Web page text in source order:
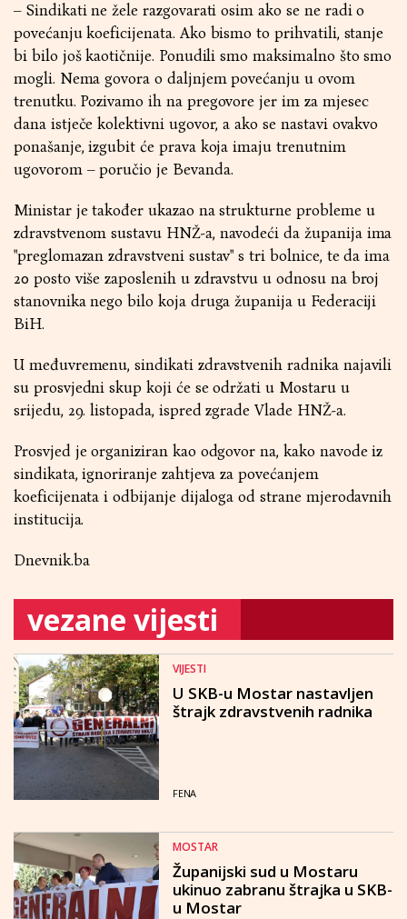
– Sindikati ne žele razgovarati osim ako se ne radi o
povećanju koeficijenata. Ako bismo to prihvatili, stanje
bi bilo još kaotičnije. Ponudili smo maksimalno što smo
mogli. Nema govora o daljnjem povećanju u ovom
trenutku. Pozivamo ih na pregovore jer im za mjesec
dana istječe kolektivni ugovor, a ako se nastavi ovakvo
ponašanje, izgubit će prava koja imaju trenutnim
ugovorom – poručio je Bevanda.
Ministar je također ukazao na strukturne probleme u
zdravstvenom sustavu HNŽ-a, navodeći da županija ima
"preglomazan zdravstveni sustav" s tri bolnice, te da ima
20 posto više zaposlenih u zdravstvu u odnosu na broj
stanovnika nego bilo koja druga županija u Federaciji
BiH.
U međuvremenu, sindikati zdravstvenih radnika najavili
su prosvjedni skup koji će se održati u Mostaru u
srijedu, 29. listopada, ispred zgrade Vlade HNŽ-a.
Prosvjed je organiziran kao odgovor na, kako navode iz
sindikata, ignoriranje zahtjeva za povećanjem
koeficijenata i odbijanje dijaloga od strane mjerodavnih
institucija.
Dnevnik.ba
vezane vijesti
VIJESTI
U SKB-u Mostar nastavljen
štrajk zdravstvenih radnika
FENA
MOSTAR
Županijski sud u Mostaru
ukinuo zabranu štrajka u SKB-
u Mostar